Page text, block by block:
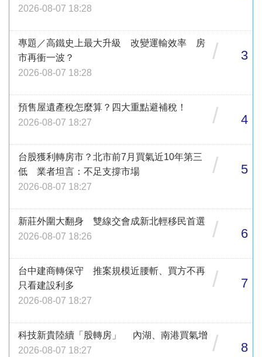
2026-08-07 18:28
專題／高鐵史上最大升級 改變運輸效率 房
市再衝一波？
2026-08-07 18:28
/ 3
預售屋遺產稅怎麼算？四大重點避補稅！
2026-08-07 18:27
/ 4
台股獲利轉房市？北市前7月買氣近10年第三
低 業者坦言：不足支撐市場
2026-08-07 18:27
/ 5
新莊外圍大翻身 雙線交會成新北輕移民首選
2026-08-07 18:26
/ 6
台中建商轉保守 推案規模近腰斬、買方不再
只看建設利多
2026-08-07 18:27
/ 7
科技新貴陸續「股轉房」 內湖、南港買氣增
2026-08-07 18:27
/ 8